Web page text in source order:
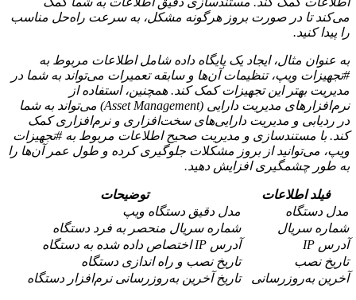
می‌کند تا در صورت بروز هرگونه مشکل، به سرعت راه‌حل مناسب
را پیدا کنید.
به عنوان مثال، ایجاد یک پایگاه داده شامل اطلاعات مربوط به
#تجهیزات ویپ، تنظیمات آن‌ها و سابقه تعمیرات می‌تواند به شما در
مدیریت بهتر این تجهیزات کمک کند. همچنین، استفاده از
نرم‌افزارهای مدیریت دارایی (Asset Management) می‌تواند به شما
در ردیابی و مدیریت دارایی‌های سخت‌افزاری و نرم‌افزاری کمک
کند. با مستندسازی و مدیریت صحیح اطلاعات مربوط به #تجهیزات
ویپ، می‌توانید از بروز مشکلات جلوگیری کرده و طول عمر آن‌ها را
به طور چشمگیری افزایش دهید.
فیلد اطلاعات
توضیحات
مدل دستگاه
مدل دقیق دستگاه ویپ
شماره سریال
شماره سریال منحصر به فرد دستگاه
آدرس IP
آدرس IP اختصاص داده شده به دستگاه
تاریخ نصب
تاریخ نصب و راه اندازی دستگاه
آخرین به‌روزرسانی
تاریخ آخرین به‌روزرسانی نرم‌افزار دستگاه